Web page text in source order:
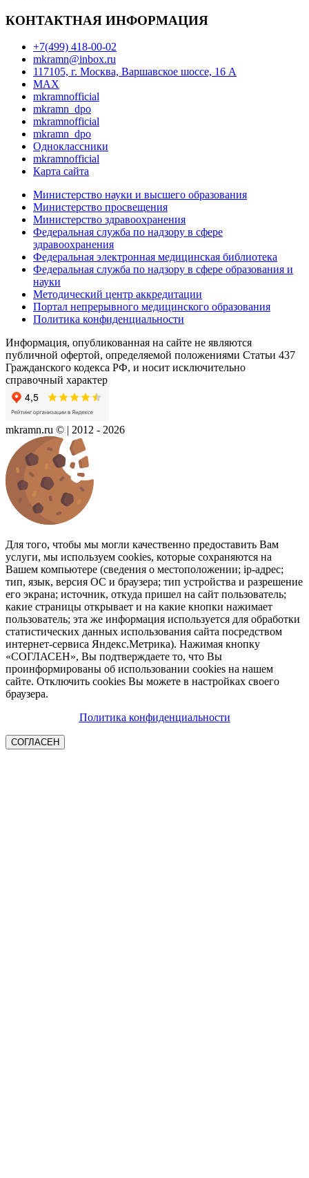
КОНТАКТНАЯ ИНФОРМАЦИЯ
+7(499) 418-00-02
mkramn@inbox.ru
117105, г. Москва, Варшавское шоссе, 16 А
MAX
mkramnofficial
mkramn_dpo
mkramnofficial
mkramn_dpo
Одноклассники
mkramnofficial
Карта сайта
Министерство науки и высшего образования
Министерство просвещения
Министерство здравоохранения
Федеральная служба по надзору в сфере
здравоохранения
Федеральная электронная медицинская библиотека
Федеральная служба по надзору в сфере образования и
науки
Методический центр аккредитации
Портал непрерывного медицинского образования
Политика конфиденциальности
Информация, опубликованная на сайте не являются
публичной офертой, определяемой положениями Статьи 437
Гражданского кодекса РФ, и носит исключительно
справочный характер
mkramn.ru © | 2012 - 2026
Для того, чтобы мы могли качественно предоставить Вам
услуги, мы используем cookies, которые сохраняются на
Вашем компьютере (сведения о местоположении; ip-адрес;
тип, язык, версия ОС и браузера; тип устройства и разрешение
его экрана; источник, откуда пришел на сайт пользователь;
какие страницы открывает и на какие кнопки нажимает
пользователь; эта же информация используется для обработки
статистических данных использования сайта посредством
интернет-сервиса Яндекс.Метрика). Нажимая кнопку
«СОГЛАСЕН», Вы подтверждаете то, что Вы
проинформированы об использовании cookies на нашем
сайте. Отключить cookies Вы можете в настройках своего
браузера.
Политика конфиденциальности
СОГЛАСЕН